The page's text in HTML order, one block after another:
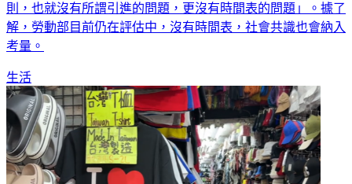
則，也就沒有所謂引進的問題，更沒有時間表的問題」。據了
解，勞動部目前仍在評估中，沒有時間表，社會共識也會納入
考量。
生活